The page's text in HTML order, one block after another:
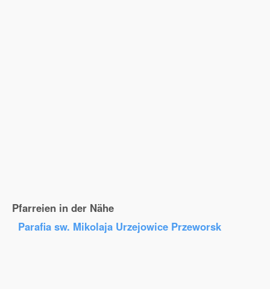
Pfarreien in der Nähe
Parafia sw. Mikolaja Urzejowice Przeworsk